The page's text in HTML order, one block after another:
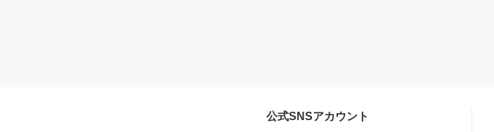
公式SNSアカウント